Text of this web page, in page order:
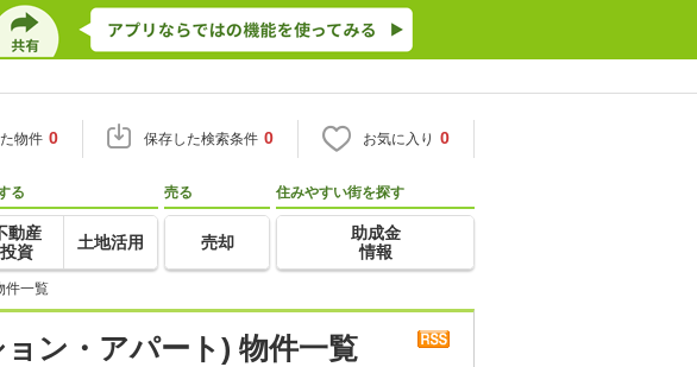
物件 0 保存した検索条件 0 お気に入り 0
る
動産
投資
土地活用
売る
売却
住みやすい街を探す
助成金
情報
件一覧
ン・アパート) 物件一覧